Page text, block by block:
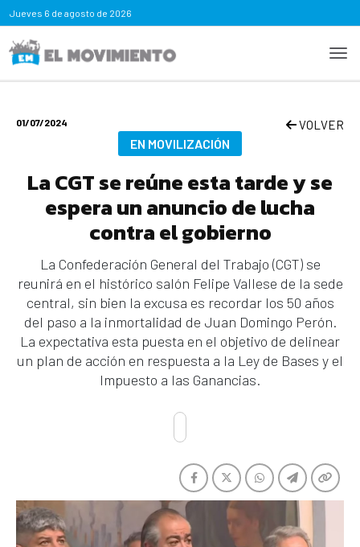
Jueves 6 de agosto de 2026
01/07/2024 VOLVER
EN MOVILIZACIÓN
La CGT se reúne esta tarde y se
espera un anuncio de lucha
contra el gobierno
La Confederación General del Trabajo (CGT) se
reunirá en el histórico salón Felipe Vallese de la sede
central, sin bien la excusa es recordar los 50 años
del paso a la inmortalidad de Juan Domingo Perón.
La expectativa esta puesta en el objetivo de delinear
un plan de acción en respuesta a la Ley de Bases y el
Impuesto a las Ganancias.